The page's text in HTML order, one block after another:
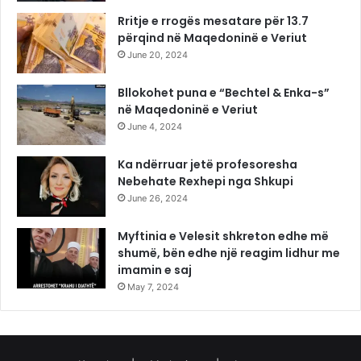
Rritje e rrogës mesatare për 13.7
përqind në Maqedoninë e Veriut
June 20, 2024
Bllokohet puna e “Bechtel & Enka-s”
në Maqedoninë e Veriut
June 4, 2024
Ka ndërruar jetë profesoresha
Nebehate Rexhepi nga Shkupi
June 26, 2024
Myftinia e Velesit shkreton edhe më
shumë, bën edhe një reagim lidhur me
imamin e saj
May 7, 2024